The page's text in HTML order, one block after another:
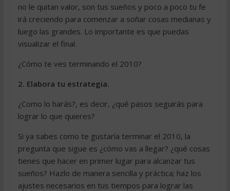
no le quitan valor, son tus sueños y poco a poco tu fe
irá creciendo para comenzar a soñar cosas medianas y
luego las grandes. Lo importante es que puedas
visualizar el final.
¿Cómo te ves terminando el 2010?
2. Elabora tu estrategia.
¿Como lo harás?, es decir, ¿qué pasos seguirás para
lograr lo que quieres?
Si ya sabes como te gustaría terminar el 2010, la
pregunta que sigue es ¿cómo vas a llegar? ¿qué cosas
tienes que hacer en primer lugar para alcanzar tus
sueños? Hazlo de manera sencilla y práctica; haz los
ajustes necesarios en tus tiempos para lograr las